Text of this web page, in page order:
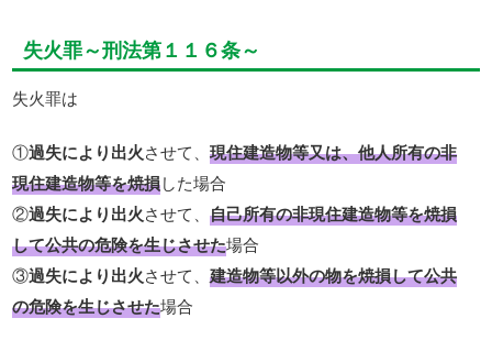
失火罪～刑法第１１６条～
失火罪は
①過失により出火させて、現住建造物等又は、他人所有の非
現住建造物等を焼損した場合
②過失により出火させて、自己所有の非現住建造物等を焼損
して公共の危険を生じさせた場合
③過失により出火させて、建造物等以外の物を焼損して公共
の危険を生じさせた場合